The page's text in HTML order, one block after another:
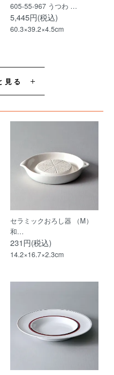
605-55-967 うつわ …
5,445円(税込)
60.3×39.2×4.5cm
見る
セラミックおろし器 （M）
和…
231円(税込)
14.2×16.7×2.3cm